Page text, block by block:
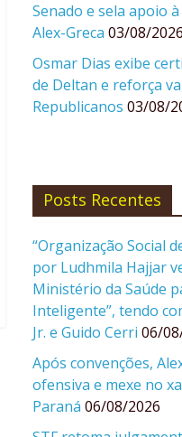
Senado e sela apoio
Alex-Greca 03/08/2026
Osmar Dias exibe
de Deltan e reforça
Republicanos 03/08/
Posts Recentes
“Organização Social
por Ludhmila Hajjar
Ministério da Saúde
Inteligente”, tendo
Jr. e Guido Cerri 06/
Após convenções,
ofensiva e mexe no
Paraná 06/08/2026